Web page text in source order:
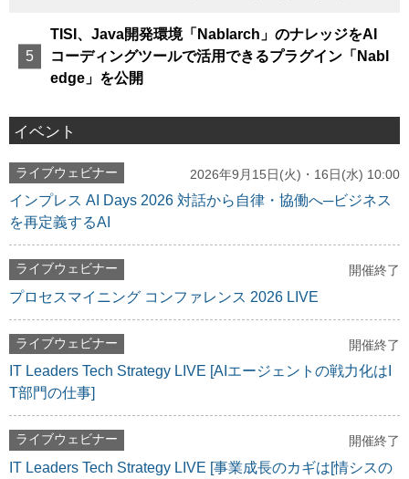
TISI、Java開発環境「Nablarch」のナレッジをAI
コーディングツールで活用できるプラグイン「Nabl
edge」を公開
イベント
ライブウェビナー 2026年9月15日(火)・16日(水) 10:00
インプレス AI Days 2026 対話から自律・協働へ─ビジネス
を再定義するAI
ライブウェビナー 開催終了
プロセスマイニング コンファレンス 2026 LIVE
ライブウェビナー 開催終了
IT Leaders Tech Strategy LIVE [AIエージェントの戦力化はI
T部門の仕事]
ライブウェビナー 開催終了
IT Leaders Tech Strategy LIVE [事業成長のカギは[情シスの